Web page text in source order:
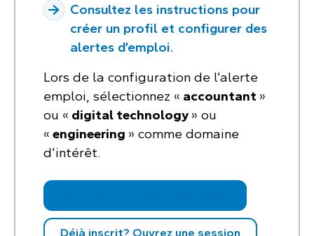
Consultez les instructions pour
créer un profil et configurer des
alertes d’emploi.
Lors de la configuration de l’alerte
emploi, sélectionnez « accountant »
ou « digital technology » ou
« engineering » comme domaine
d’intérêt.
Déjà inscrit? Ouvrez une session